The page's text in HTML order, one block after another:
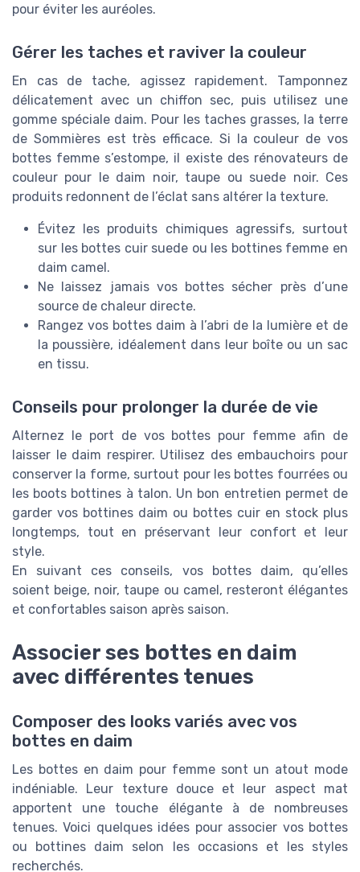
pour éviter les auréoles.
Gérer les taches et raviver la couleur
En cas de tache, agissez rapidement. Tamponnez
délicatement avec un chiffon sec, puis utilisez une
gomme spéciale daim. Pour les taches grasses, la terre
de Sommières est très efficace. Si la couleur de vos
bottes femme s’estompe, il existe des rénovateurs de
couleur pour le daim noir, taupe ou suede noir. Ces
produits redonnent de l’éclat sans altérer la texture.
Évitez les produits chimiques agressifs, surtout
sur les bottes cuir suede ou les bottines femme en
daim camel.
Ne laissez jamais vos bottes sécher près d’une
source de chaleur directe.
Rangez vos bottes daim à l’abri de la lumière et de
la poussière, idéalement dans leur boîte ou un sac
en tissu.
Conseils pour prolonger la durée de vie
Alternez le port de vos bottes pour femme afin de
laisser le daim respirer. Utilisez des embauchoirs pour
conserver la forme, surtout pour les bottes fourrées ou
les boots bottines à talon. Un bon entretien permet de
garder vos bottines daim ou bottes cuir en stock plus
longtemps, tout en préservant leur confort et leur
style.
En suivant ces conseils, vos bottes daim, qu’elles
soient beige, noir, taupe ou camel, resteront élégantes
et confortables saison après saison.
Associer ses bottes en daim
avec différentes tenues
Composer des looks variés avec vos
bottes en daim
Les bottes en daim pour femme sont un atout mode
indéniable. Leur texture douce et leur aspect mat
apportent une touche élégante à de nombreuses
tenues. Voici quelques idées pour associer vos bottes
ou bottines daim selon les occasions et les styles
recherchés.